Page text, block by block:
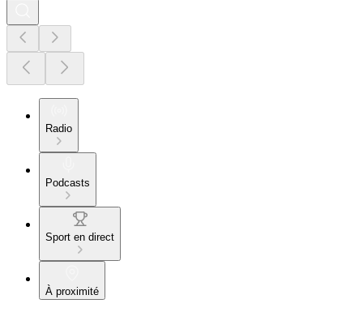
Radio
Podcasts
Sport en direct
À proximité